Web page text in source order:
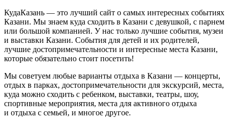
КудаКазань — это лучший сайт о самых интересных событиях
Казани. Мы знаем куда сходить в Казани с девушкой, с парнем
или большой компанией. У нас только лучшие события, музеи
и выставки Казани. События для детей и их родителей,
лучшие достопримечательности и интересные места Казани,
которые обязательно стоит посетить!
Мы советуем любые варианты отдыха в Казани — концерты,
отдых в парках, достопримечательности для экскурсий, места,
куда можно сходить с ребенком, выставки, театры, шоу,
спортивные мероприятия, места для активного отдыха
и отдыха с семьей, и многое другое.